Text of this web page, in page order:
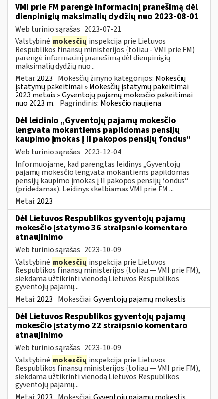
VMI prie FM parengė informacinį pranešimą dėl
dienpinigių maksimalių dydžių nuo 2023-08-01
Web turinio sąrašas 2023-07-21
Valstybinė mokesčių inspekcija prie Lietuvos
Respublikos finansų ministerijos (toliau - VMI prie FM)
parengė informacinį pranešimą dėl dienpinigių
maksimalių dydžių nuo...
Metai: 2023 Mokesčių žinyno kategorijos: Mokesčių
įstatymų pakeitimai » Mokesčių įstatymų pakeitimai
2023 metais » Gyventojų pajamų mokesčio pakeitimai
nuo 2023 m. Pagrindinis: Mokesčio naujiena
Dėl leidinio „Gyventojų pajamų mokesčio
lengvata mokantiems papildomas pensijų
kaupimo įmokas į II pakopos pensijų fondus“
Web turinio sąrašas 2023-12-04
Informuojame, kad parengtas leidinys „Gyventojų
pajamų mokesčio lengvata mokantiems papildomas
pensijų kaupimo įmokas į II pakopos pensijų fondus“
(pridedamas). Leidinys skelbiamas VMI prie FM ...
Metai: 2023
Dėl Lietuvos Respublikos gyventojų pajamų
mokesčio įstatymo 36 straipsnio komentaro
atnaujinimo
Web turinio sąrašas 2023-10-09
Valstybinė mokesčių inspekcija prie Lietuvos
Respublikos finansų ministerijos (toliau — VMI prie FM),
siekdama užtikrinti vienodą Lietuvos Respublikos
gyventojų pajamų...
Metai: 2023 Mokesčiai:Gyventojų pajamų mokestis
Dėl Lietuvos Respublikos gyventojų pajamų
mokesčio įstatymo 22 straipsnio komentaro
atnaujinimo
Web turinio sąrašas 2023-10-09
Valstybinė mokesčių inspekcija prie Lietuvos
Respublikos finansų ministerijos (toliau — VMI prie FM),
siekdama užtikrinti vienodą Lietuvos Respublikos
gyventojų pajamų...
Metai: 2023 Mokesčiai:Gyventojų pajamų mokestis